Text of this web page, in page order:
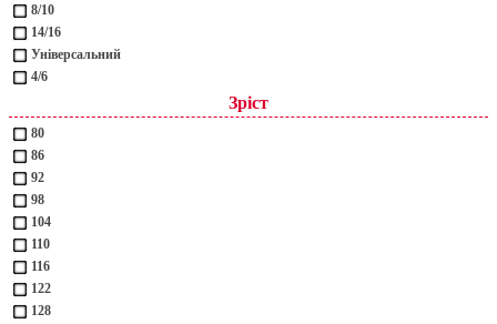
8/10
14/16
Універсальний
4/6
Зріст
80
86
92
98
104
110
116
122
128